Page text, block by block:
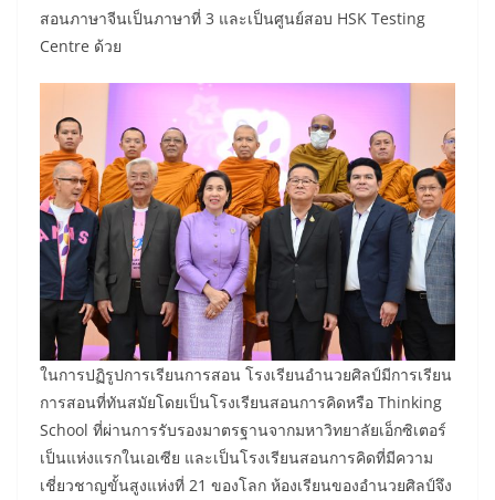
สอนภาษาจีนเป็นภาษาที่ 3 และเป็นศูนย์สอบ HSK Testing
Centre ด้วย
ในการปฏิรูปการเรียนการสอน โรงเรียนอำนวยศิลป์มีการเรียน
การสอนที่ทันสมัยโดยเป็นโรงเรียนสอนการคิดหรือ Thinking
School ที่ผ่านการรับรองมาตรฐานจากมหาวิทยาลัยเอ็กซิเตอร์
เป็นแห่งแรกในเอเซีย และเป็นโรงเรียนสอนการคิดที่มีความ
เชี่ยวชาญขั้นสูงแห่งที่ 21 ของโลก ห้องเรียนของอำนวยศิลป์จึง